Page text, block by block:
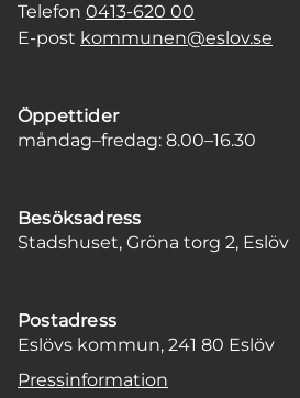
Telefon 0413-620 00
E-post kommunen@eslov.se
Öppettider
måndag–fredag: 8.00–16.30
Besöksadress
Stadshuset, Gröna torg 2, Eslöv
Postadress
Eslövs kommun, 241 80 Eslöv
Pressinformation